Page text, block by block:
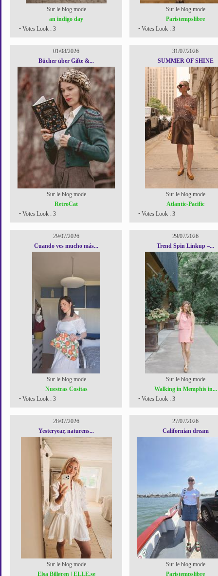
Sur le blog mode
an indigo day
• Votes Look : 3
Sur le blog mode
Paristempslibre
• Votes Look : 3
01/08/2026
Bücher über Gifte &...
Sur le blog mode
RetroCat
• Votes Look : 3
31/07/2026
SUMMER OF SHINE
Sur le blog mode
Atlantic-Pacific
• Votes Look : 3
29/07/2026
Cuando ves mucho más...
Sur le blog mode
Nuestras Cositas
• Votes Look : 3
29/07/2026
Trend Spin Linkup –...
Sur le blog mode
Walking in Memphis in...
• Votes Look : 3
28/07/2026
Yesteryear, naturens...
Sur le blog mode
Elsa Billgren | ELLE.se
27/07/2026
Californian dream
Sur le blog mode
Paristempslibre